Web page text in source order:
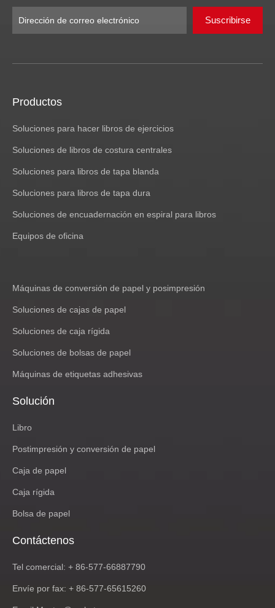
Suscribirse
Productos
Soluciones para hacer libros de ejercicios
Soluciones de libros de costura centrales
Soluciones para libros de tapa blanda
Soluciones para libros de tapa dura
Soluciones de encuadernación en espiral para libros
Equipos de oficina
Máquinas de conversión de papel y posimpresión
Soluciones de cajas de papel
Soluciones de caja rígida
Soluciones de bolsas de papel
Máquinas de etiquetas adhesivas
Solución
Libro
Postimpresión y conversión de papel
Caja de papel
Caja rígida
Bolsa de papel
Contáctenos
Tel comercial: + 86-577-66887790
Envíe por fax: + 86-577-65615260